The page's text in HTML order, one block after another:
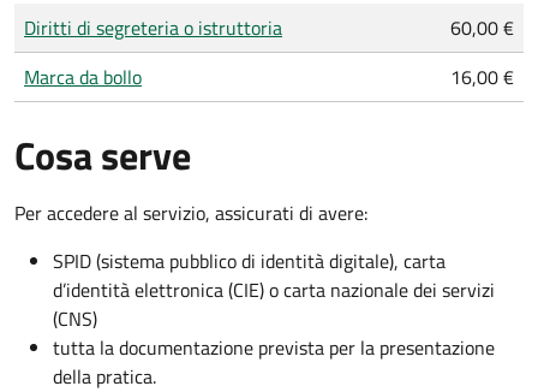
Tipo di pagamento
Importo
Diritti di segreteria o istruttoria
60,00 €
Marca da bollo
16,00 €
Cosa serve
Per accedere al servizio, assicurati di avere:
SPID (sistema pubblico di identità digitale), carta
d’identità elettronica (CIE) o carta nazionale dei servizi
(CNS)
tutta la documentazione prevista per la presentazione
della pratica.